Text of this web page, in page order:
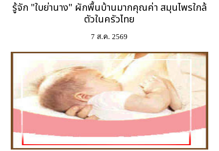
รู้จัก "ใบย่านาง" ผักพื้นบ้านมากคุณค่า สมุนไพรใกล้
ตัวในครัวไทย
7 ส.ค. 2569